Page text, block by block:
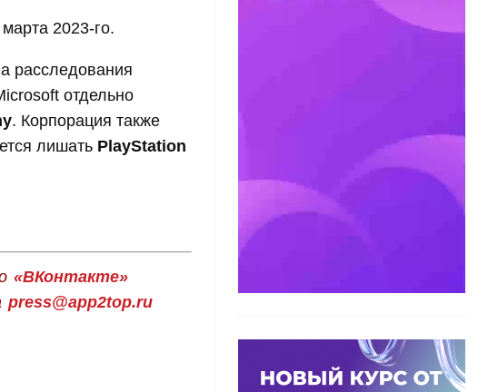
2023-го.
расследования
отдельно
. Корпорация также
лишать PlayStation
«ВКонтакте»
press@app2top.ru